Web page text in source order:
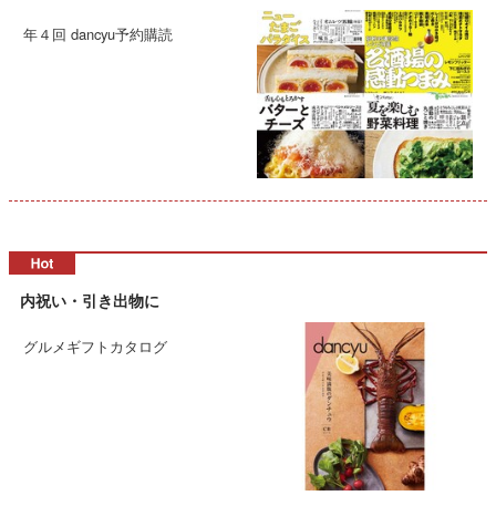
年４回 dancyu予約購読
内祝い・引き出物に
グルメギフトカタログ